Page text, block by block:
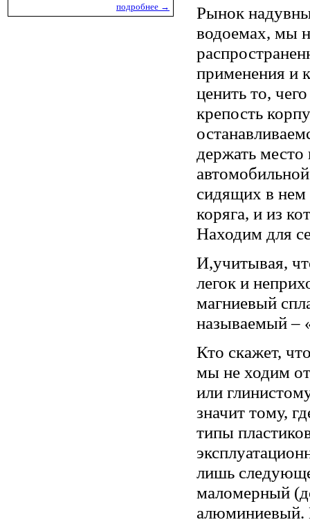
подробнее →
Рынок
водоемах, мы
применения и
ценить то,
крепость
держать
сидящих в нем
коряга, и из
Находим для
И,учитывая,
легок и
магниевый
называемый
Кто скажет,
мы не ходим
или
значит тому,
типы
лишь
маломерный
алюминиевый.